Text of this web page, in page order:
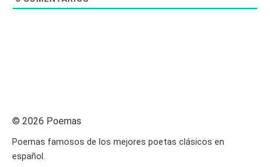
© 2026 Poemas
Poemas famosos de los mejores poetas clásicos en
español.